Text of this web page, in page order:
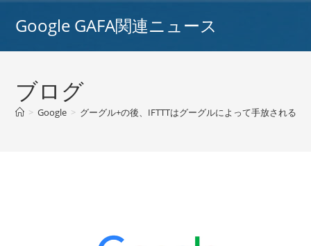
Google GAFA関連ニュース
ブログ
> Google > グーグル+の後、IFTTTはグーグルによって手放される次